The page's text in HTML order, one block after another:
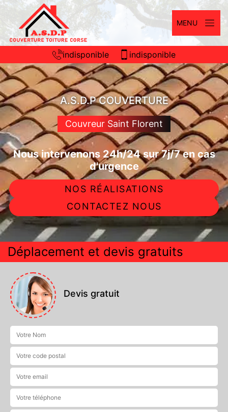
MENU
indisponible indisponible
A.S.D.P COUVERTURE
Couvreur Saint Florent
Nous intervenons 24h/24 sur 7j/7 en cas
d'urgence
NOS RÉALISATIONS
CONTACTEZ NOUS
Déplacement et devis gratuits
Devis gratuit